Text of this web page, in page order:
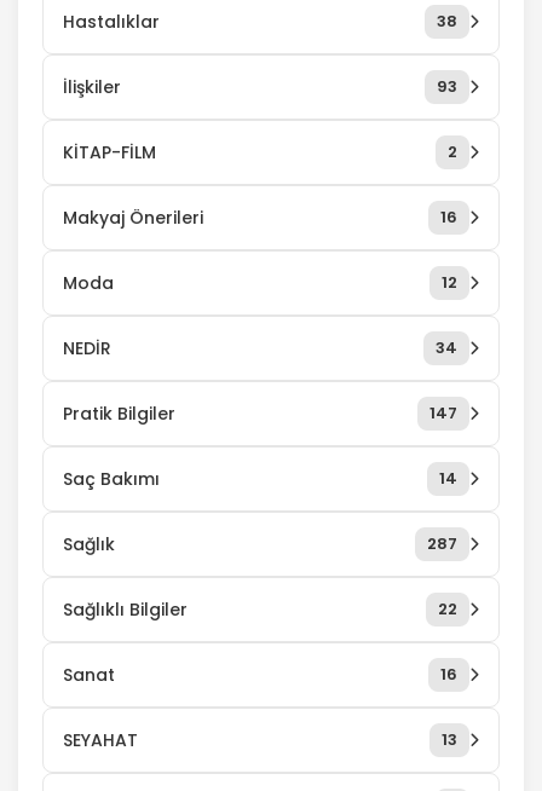
Hastalıklar 38
İlişkiler 93
KİTAP-FİLM 2
Makyaj Önerileri 16
Moda 12
NEDİR 34
Pratik Bilgiler 147
Saç Bakımı 14
Sağlık 287
Sağlıklı Bilgiler 22
Sanat 16
SEYAHAT 13